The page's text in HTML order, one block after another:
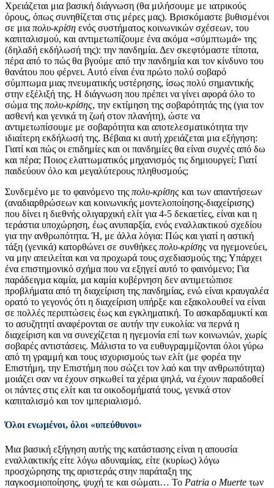
Χρειάζεται μια βασική διάγνωση (θα μιλήσουμε με ιατρικούς
όρους, όπως συνηθίζεται στις μέρες μας). Βρισκόμαστε βυθισμένοι
σε μια πολυ-κρίση ενός συστήματος κοινωνικών σχέσεων, του
καπιταλισμού, και αντιμετωπίζουμε ένα ακόμα «σύμπτωμά» της
(δηλαδή εκδήλωσή της): την πανδημία. Δεν σκεφτόμαστε τίποτα,
πέρα από το πώς θα βγούμε από την πανδημία και τον κίνδυνο του
θανάτου που φέρνει. Αυτό είναι ένα πρώτο πολύ σοβαρό
σύμπτωμα μιας πνευματικής υστέρησης, ίσως πολύ σημαντικής
στην εξέλιξή της. Η διάγνωση που πρέπει να γίνει αφορά όλο το
σώμα της πολυ-κρίσης, την εκτίμηση της σοβαρότητάς της (για τον
ασθενή και γενικά τη ζωή στον πλανήτη), ώστε να
αντιμετωπίσουμε με σοβαρότητα και αποτελεσματικότητα την
ιδιαίτερη εκδήλωσή της. Βέβαια κι αυτή χρειάζεται μια εξήγηση:
Γιατί και πώς οι επιδημίες και οι πανδημίες θα είναι συχνές από δω
και πέρα; Ποιος ελαττωματικός μηχανισμός τις δημιουργεί; Γιατί
παιδεύουν όλο και μεγαλύτερους πληθυσμούς;
Συνδεμένο με το φαινόμενο της πολυ-κρίσης και των απαντήσεων
(αναδιαρθρώσεων και κοινωνικής μοντελοποίησης-διαχείρισης)
που δίνει η διεθνής ολιγαρχική ελίτ για 4-5 δεκαετίες, είναι και η
τεράστια υποχώρηση, έως ανυπαρξία, ενός εναλλακτικού σχεδίου
για την ανθρωπότητα. Ή, με άλλα λόγια: Πώς και γιατί η αστική
τάξη (γενικά) κατορθώνει σε συνθήκες πολυ-κρίσης να ηγεμονεύει,
να μην απειλείται και να προχωρά τους σχεδιασμούς της; Υπάρχει
ένα επιστημονικό σχήμα που να εξηγεί αυτό το φαινόμενο; Για
παράδειγμα καμία, μα καμία κυβέρνηση δεν αντιμετώπισε
προβλήματα από τη διαχείριση της πανδημίας, ενώ είναι κραυγαλέα
ορατό το γεγονός ότι η διαχείριση υπήρξε και εξακολουθεί να είναι
σε πολλές περιπτώσεις έως και εγκληματική. Το ασκαρδαμυκτί και
το ασυζητητί αναφέρονται σε αυτήν την ευκολία: να περνά η
διαχείριση και να συνεχίζεται η ηγεμονία επί των κοινωνιών, χωρίς
σοβαρές αντιστάσεις. Μάλιστα το να ευθυγραμμίζονται όλοι γύρω
από τη γραμμή και τους ισχυρισμούς των ελίτ (με φορέα την
Επιστήμη, την Επιστήμη που σώζει τον λαό και την ανθρωπότητα)
μοιάζει σαν να έχουν σηκωθεί τα χέρια ψηλά, να έχουν παραδοθεί
οι πάντες στις ελίτ και τα οικοδομήματά τους, γενικά στον
καπιταλισμό και τον ιμπεριαλισμό.
Όλοι ενωμένοι, όλοι «υπεύθυνοι»
Μια βασική εξήγηση αυτής της κατάστασης είναι η απουσία
εναλλακτικής είτε λόγω αδυναμίας, είτε (κυρίως) λόγω
προσχώρησης της αριστεράς στην παράταξη της
παγκοσμιοποίησης, ψυχή τε και σώματι… Το Patria o Muerte των